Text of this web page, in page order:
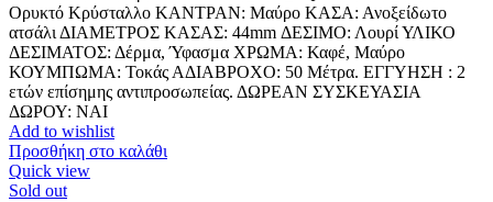
was:
195,00 €.
τιμή
είναι:
157,00 €.
Ορυκτό Κρύσταλλο ΚΑΝΤΡΑΝ: Μαύρο ΚΑΣΑ: Ανοξείδωτο
ατσάλι ΔΙΑΜΕΤΡΟΣ ΚΑΣΑΣ: 44mm ΔΕΣΙΜΟ: Λουρί ΥΛΙΚΟ
ΔΕΣΙΜΑΤΟΣ: Δέρμα, Ύφασμα ΧΡΩΜΑ: Καφέ, Μαύρο
ΚΟΥΜΠΩΜΑ: Τοκάς ΑΔΙΑΒΡΟΧΟ: 50 Μέτρα. ΕΓΓΥΗΣΗ : 2
ετών επίσημης αντιπροσωπείας. ΔΩΡΕΑΝ ΣΥΣΚΕΥΑΣΙΑ
ΔΩΡΟΥ: NAI
Add to wishlist
Προσθήκη στο καλάθι
Quick view
Sold out